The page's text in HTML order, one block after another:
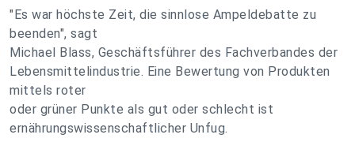
"Es war höchste Zeit, die sinnlose Ampeldebatte zu
beenden", sagt
Michael Blass, Geschäftsführer des Fachverbandes der
Lebensmittelindustrie. Eine Bewertung von Produkten
mittels roter
oder grüner Punkte als gut oder schlecht ist
ernährungswissenschaftlicher Unfug.